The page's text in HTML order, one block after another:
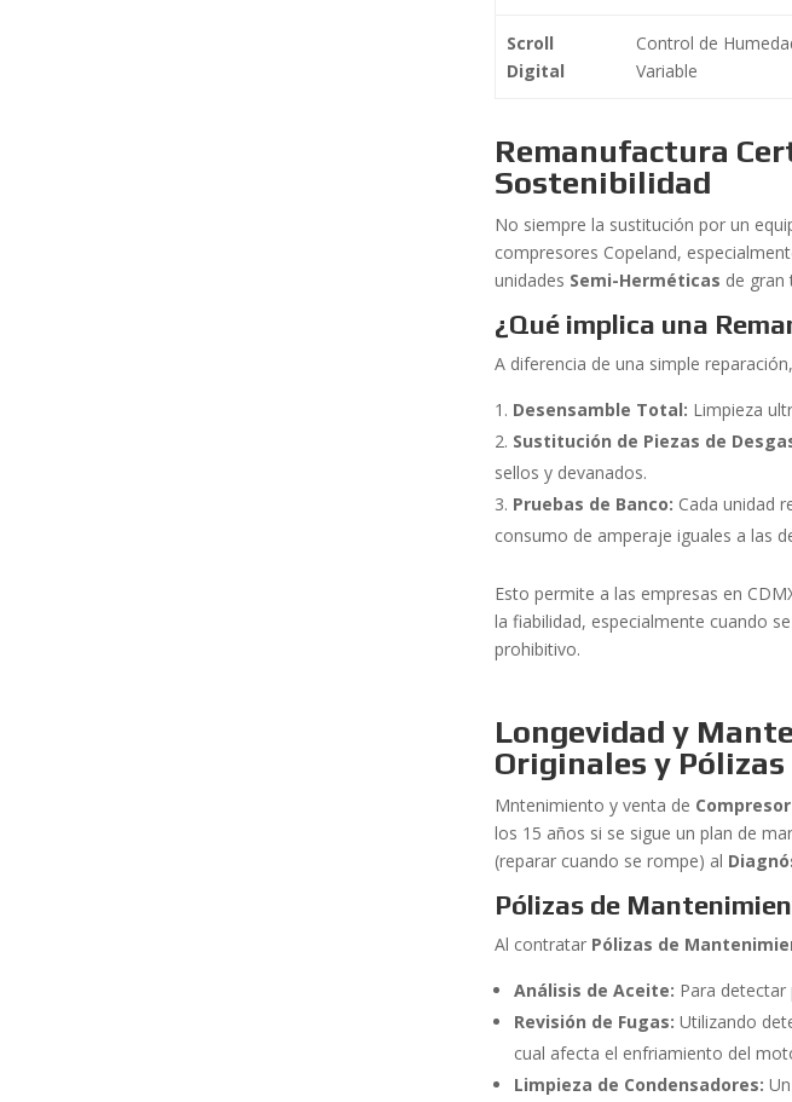
Scroll
Digital
Control de
Variable
Remanufactura
Sostenibilidad
No siempre la sustitución por un
compresores Copeland,
unidades Semi-Herméticas de gran
¿Qué implica una
A diferencia de una simple
Desensamble Total: Limpieza
Sustitución de Piezas de
sellos y devanados.
Pruebas de Banco: Cada unidad
consumo de amperaje iguales a las
Esto permite a las empresas en
la fiabilidad, especialmente cuando
prohibitivo.
Longevidad y
Originales y Pólizas
Mntenimiento y venta de
los 15 años si se sigue un plan de
(reparar cuando se rompe) al
Pólizas de
Al contratar Pólizas de
Análisis de Aceite: Para
Revisión de Fugas: Utilizando
cual afecta el enfriamiento del
Limpieza de Condensadores: